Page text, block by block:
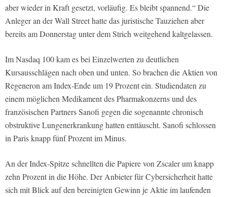
aber wieder in Kraft gesetzt, vorläufig. Es bleibt spannend.“ Die
Anleger an der Wall Street hatte das juristische Tauziehen aber
bereits am Donnerstag unter dem Strich weitgehend kaltgelassen.
Im Nasdaq 100 kam es bei Einzelwerten zu deutlichen
Kursausschlägen nach oben und unten. So brachen die Aktien von
Regeneron am Index-Ende um 19 Prozent ein. Studiendaten zu
einem möglichen Medikament des Pharmakonzerns und des
französischen Partners Sanofi gegen die sogenannte chronisch
obstruktive Lungenerkrankung hatten enttäuscht. Sanofi schlossen
in Paris knapp fünf Prozent im Minus.
An der Index-Spitze schnellten die Papiere von Zscaler um knapp
zehn Prozent in die Höhe. Der Anbieter für Cybersicherheit hatte
sich mit Blick auf den bereinigten Gewinn je Aktie im laufenden